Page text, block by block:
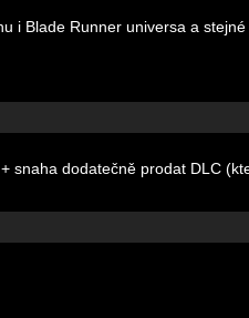
i Blade Runner universa a
dodatečně prodat DLC